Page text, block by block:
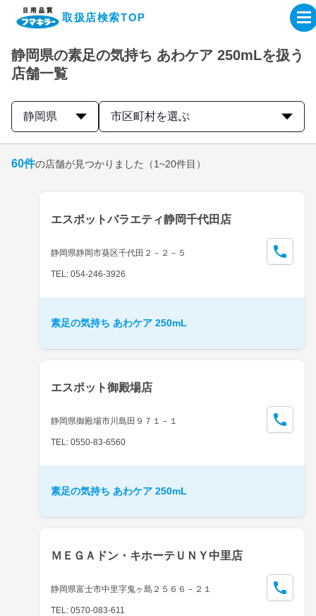
取扱店検索TOP
企業・IR情報サイト
製品情報サイト
取扱店検索はこちら
静岡県の素足の気持ち あわケア 250mLを扱う
店舗一覧
静岡県 市区町村を選ぶ
60件の店舗が見つかりました （1~20件目）
エスポットバラエティ静岡千代田店
静岡県静岡市葵区千代田２－２－５
TEL: 054-246-3926
素足の気持ち あわケア 250mL
エスポット御殿場店
静岡県御殿場市川島田９７１－１
TEL: 0550-83-6560
素足の気持ち あわケア 250mL
ＭＥＧＡドン・キホーテＵＮＹ中里店
静岡県富士市中里字鬼ヶ島２５６６－２１
TEL: 0570-083-611